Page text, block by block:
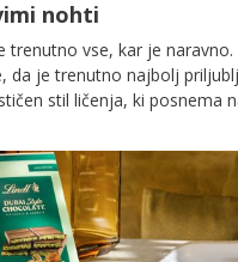
nohti
trenutno vse, kar je
da je trenutno najbolj
stil ličenja, ki posnema
na nohte.